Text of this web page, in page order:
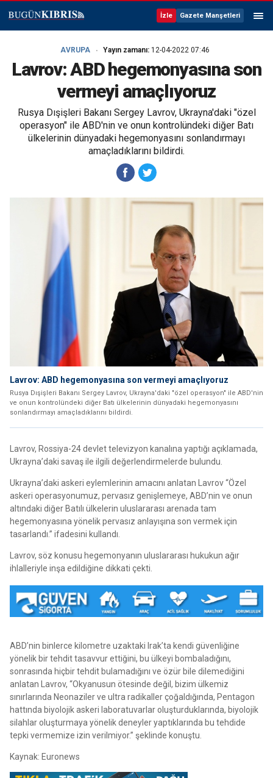
İzle Gazete Manşetleri
AVRUPA Yayın zamanı: 12-04-2022 07:46
Lavrov: ABD hegemonyasına son
vermeyi amaçlıyoruz
Rusya Dışişleri Bakanı Sergey Lavrov, Ukrayna'daki "özel
operasyon" ile ABD'nin ve onun kontrolündeki diğer Batı
ülkelerinin dünyadaki hegemonyasını sonlandırmayı
amaçladıklarını bildirdi.
Lavrov: ABD hegemonyasına son vermeyi amaçlıyoruz
Rusya Dışişleri Bakanı Sergey Lavrov, Ukrayna'daki "özel operasyon" ile ABD'nin
ve onun kontrolündeki diğer Batı ülkelerinin dünyadaki hegemonyasını
sonlandırmayı amaçladıklarını bildirdi.
Lavrov, Rossiya-24 devlet televizyon kanalına yaptığı açıklamada,
Ukrayna’daki savaş ile ilgili değerlendirmelerde bulundu.
Ukrayna’daki askeri eylemlerinin amacını anlatan Lavrov “Özel
askeri operasyonumuz, pervasız genişlemeye, ABD’nin ve onun
altındaki diğer Batılı ülkelerin uluslararası arenada tam
hegemonyasına yönelik pervasız anlayışına son vermek için
tasarlandı.” ifadesini kullandı.
Lavrov, söz konusu hegemonyanın uluslararası hukukun ağır
ihlalleriyle inşa edildiğine dikkati çekti.
ABD’nin binlerce kilometre uzaktaki Irak’ta kendi güvenliğine
yönelik bir tehdit tasavvur ettiğini, bu ülkeyi bombaladığını,
sonrasında hiçbir tehdit bulamadığını ve özür bile dilemediğini
anlatan Lavrov, “Okyanusun ötesinde değil, bizim ülkemiz
sınırlarında Neonaziler ve ultra radikaller çoğaldığında, Pentagon
hattında biyolojik askeri laboratuvarlar oluşturduklarında, biyolojik
silahlar oluşturmaya yönelik deneyler yaptıklarında bu tehdide
tepki vermemize izin verilmiyor.” şeklinde konuştu.
Kaynak: Euronews